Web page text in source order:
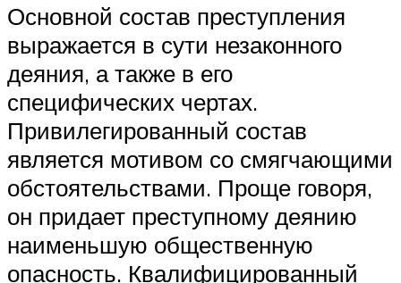
Основной состав преступления
выражается в сути незаконного
деяния, а также в его
специфических чертах.
Привилегированный состав
является мотивом со смягчающими
обстоятельствами. Проще говоря,
он придает преступному деянию
наименьшую общественную
опасность. Квалифицированный